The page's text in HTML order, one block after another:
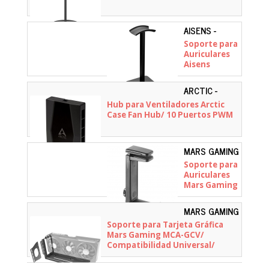
AISENS -
HSM001-397
Soporte para
Auriculares
Aisens
HSM001-397
ARCTIC -
ACFAN00175A
Hub para Ventiladores Arctic
Case Fan Hub/ 10 Puertos PWM
MARS GAMING
- MHH2
Soporte para
Auriculares
Mars Gaming
MHH2
MARS GAMING
- MCAGCV
Soporte para Tarjeta Gráfica
Mars Gaming MCA-GCV/
Compatibilidad Universal/
Negro